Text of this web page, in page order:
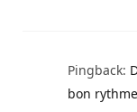
Pingback:
bon